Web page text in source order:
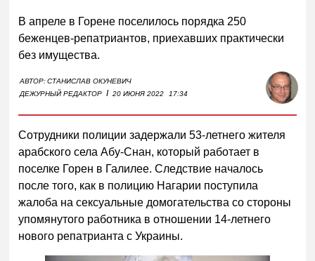
В апреле в Горене поселилось порядка 250
беженцев-репатриантов, приехавших практически
без имущества.
АВТОР:СТАНИСЛАВ ОКУНЕВИЧ
ДЕЖУРНЫЙ РЕДАКТОР I 20 ИЮНЯ 2022 17:34
Сотрудники полиции задержали 53-летнего жителя
арабского села Абу-Снан, который работает в
поселке Горен в Галилее. Следствие началось
после того, как в полицию Нагарии поступила
жалоба на сексуальные домогательства со стороны
упомянутого работника в отношении 14-летнего
нового репатрианта с Украины.